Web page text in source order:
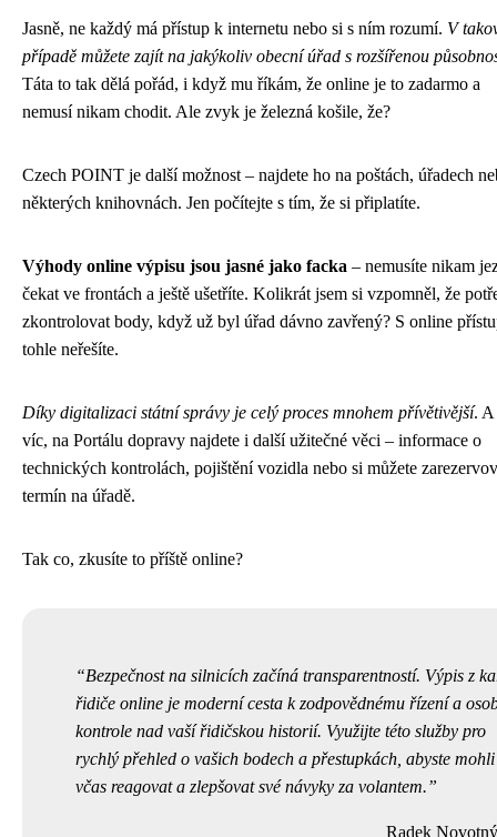
Jasně, ne každý má přístup k internetu nebo si s ním rozumí. V
případě můžete zajít na jakýkoliv obecní úřad s rozšířenou
Táta to tak dělá pořád, i když mu říkám, že online je to zadarmo a
nemusí nikam chodit. Ale zvyk je železná košile, že?
Czech POINT je další možnost – najdete ho na poštách, úřadech
některých knihovnách. Jen počítejte s tím, že si připlatíte.
Výhody online výpisu jsou jasné jako facka – nemusíte nikam
čekat ve frontách a ještě ušetříte. Kolikrát jsem si vzpomněl, že
zkontrolovat body, když už byl úřad dávno zavřený? S online
tohle neřešíte.
Díky digitalizaci státní správy je celý proces mnohem přívětivější. A
víc, na Portálu dopravy najdete i další užitečné věci – informace o
technických kontrolách, pojištění vozidla nebo si můžete
termín na úřadě.
Tak co, zkusíte to příště online?
Bezpečnost na silnicích začíná transparentností. Výpis z
řidiče online je moderní cesta k zodpovědnému řízení a
kontrole nad vaší řidičskou historií. Využijte této služby pro
rychlý přehled o vašich bodech a přestupkách, abyste mohli
včas reagovat a zlepšovat své návyky za volantem.
Radek Novotný